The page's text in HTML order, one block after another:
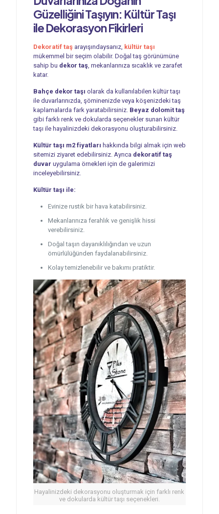
Güzelliğini Taşıyın: Kültür Taşı
ile Dekorasyon Fikirleri
Dekoratif taş arayışındaysanız, kültür taşı
mükemmel bir seçim olabilir. Doğal taş görünümüne
sahip bu dekor taş , mekanlarınıza sıcaklık ve zarafet
katar.
Bahçe dekor taşı olarak da kullanılabilen kültür taşı
ile duvarlarınızda, şöminenizde veya köşenizdeki taş
kaplamalarda fark yaratabilirsiniz. Beyaz dolomit taş
gibi farklı renk ve dokularda seçenekler sunan kültür
taşı ile hayalinizdeki dekorasyonu oluşturabilirsiniz.
Kültür taşı m2 fiyatları hakkında bilgi almak için web
sitemizi ziyaret edebilirsiniz. Ayrıca dekoratif taş
duvar uygulama örnekleri için de galerimizi
inceleyebilirsiniz.
Kültür taşı ile:
Evinize rustik bir hava katabilirsiniz.
Mekanlarınıza ferahlık ve genişlik hissi
verebilirsiniz.
Doğal taşın dayanıklılığından ve uzun
ömürlülüğünden faydalanabilirsiniz.
Kolay temizlenebilir ve bakımı pratiktir.
Hayalinizdeki dekorasyonu oluşturmak için farklı renk
ve dokularda kültür taşı seçenekleri.